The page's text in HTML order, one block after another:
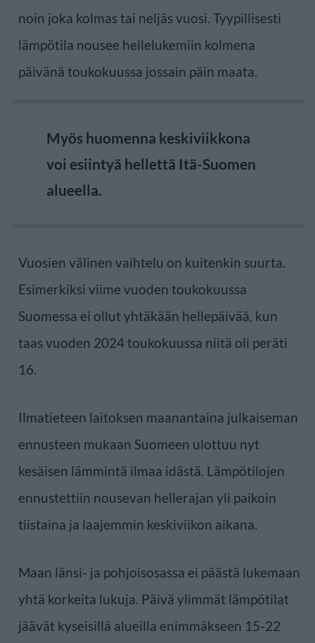
noin joka kolmas tai neljäs vuosi. Tyypillisesti
lämpötila nousee hellelukemiin kolmena
päivänä toukokuussa jossain päin maata.
Myös huomenna keskiviikkona
voi esiintyä hellettä Itä-Suomen
alueella.
Vuosien välinen vaihtelu on kuitenkin suurta.
Esimerkiksi viime vuoden toukokuussa
Suomessa ei ollut yhtäkään hellepäivää, kun
taas vuoden 2024 toukokuussa niitä oli peräti
16.
Ilmatieteen laitoksen maanantaina julkaiseman
ennusteen mukaan Suomeen ulottuu nyt
kesäisen lämmintä ilmaa idästä. Lämpötilojen
ennustettiin nousevan hellerajan yli paikoin
tiistaina ja laajemmin keskiviikon aikana.
Maan länsi- ja pohjoisosassa ei päästä lukemaan
yhtä korkeita lukuja. Päivä ylimmät lämpötilat
jäävät kyseisillä alueilla enimmäkseen 15-22